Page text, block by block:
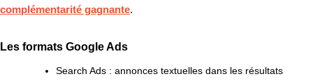
complémentarité gagnante.
Les formats Google Ads
Search Ads : annonces textuelles dans les résultats